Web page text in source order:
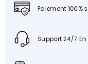
Paiement 100%
Support 24/7 En